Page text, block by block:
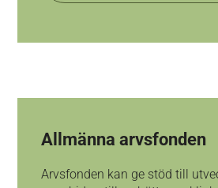
Allmänna arvsfonden
Arvsfonden kan ge stöd till